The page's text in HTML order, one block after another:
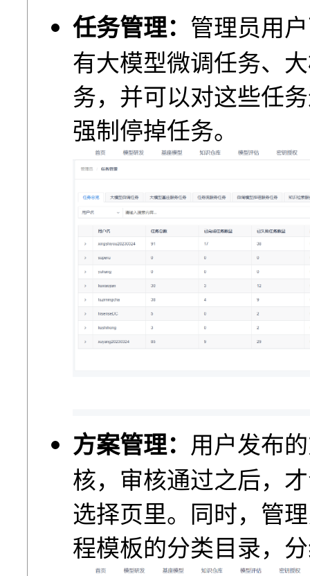
任务管理： 管理员⽤
有⼤模型微调任务、
务，并可以对这些任
强制停掉任务。
方案管理： ⽤户发布
核，审核通过之后，
选择⻚⾥。同时，管
程模板的分类⽬录，